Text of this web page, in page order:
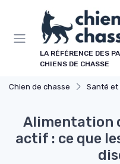
LA RÉFÉRENCE DES
CHIENS DE CHASSE
Chien de chasse Santé et
Alimentation
actif : ce que
Panneau de gestion des